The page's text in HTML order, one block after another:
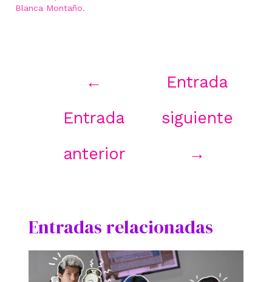
Blanca Montaño.
←
Entrada
anterior
Entrada
siguiente
→
Entradas relacionadas